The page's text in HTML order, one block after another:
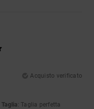
Acquisto verificato
Taglia: Taglia perfetta